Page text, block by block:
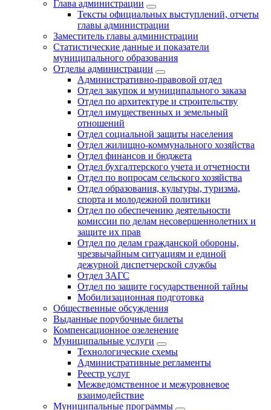
Глава администрации
Тексты официальных выступлений, отчеты
главы администрации
Заместитель главы администрации
Статистические данные и показатели
муниципального образования
Отделы администрации
Административно-правовой отдел
Отдел закупок и муниципального заказа
Отдел по архитектуре и строительству
Отдел имущественных и земельный
отношений
Отдел социальной защиты населения
Отдел жилищно-коммунального хозяйства
Отдел финансов и бюджета
Отдел бухгалтерского учета и отчетности
Отдел по вопросам сельского хозяйства
Отдел образования, культуры, туризма,
спорта и молодежной политики
Отдел по обеспечению деятельности
комиссии по делам несовершеннолетних и
защите их прав
Отдел по делам гражданской обороны,
чрезвычайным ситуациям и единой
дежурной диспетчерской службы
Отдел ЗАГС
Отдел по защите государственной тайны
Мобилизационная подготовка
Общественные обсуждения
Выданные порубочные билеты
Компенсационное озеленение
Муниципальные услуги
Технологические схемы
Административные регламенты
Реестр услуг
Межведомственное и межуровневое
взаимодействие
Муниципальные программы